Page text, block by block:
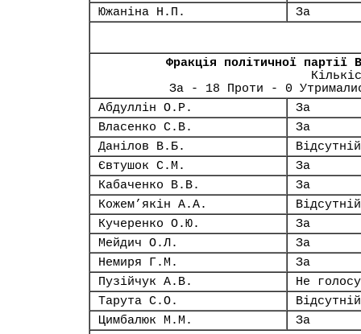
Южаніна Н.П.
За
Фракція політичної партії
За - 18 Проти - 0
Абдуллін О.Р.
За
Власенко С.В.
За
Данілов В.Б.
Відсутній
Євтушок С.М.
За
Кабаченко В.В.
За
Кожем’якін А.А.
Відсутній
Кучеренко О.Ю.
За
Мейдич О.Л.
За
Немиря Г.М.
За
Пузійчук А.В.
Не
Тарута С.О.
Відсутній
Цимбалюк М.М.
За